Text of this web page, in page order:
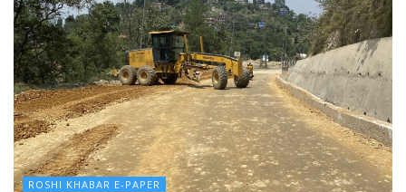
ROSHI KHABAR E-PAPER